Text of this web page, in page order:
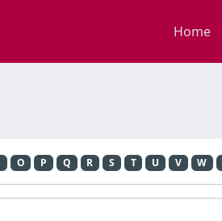
Home
O P Q R S T U V W